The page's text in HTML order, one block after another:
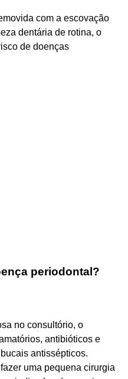
com a escovação
dentária de rotina, o
de doenças
periodontal?
no consultório, o
antibióticos e
antissépticos.
uma pequena cirurgia